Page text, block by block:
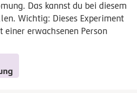
Das kannst du bei diesem
Wichtig: Dieses Experiment
einer erwachsenen Person